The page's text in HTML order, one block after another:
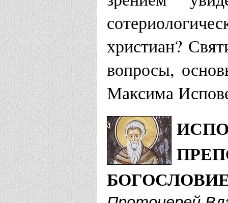
христиан?
вопросы,
Максима